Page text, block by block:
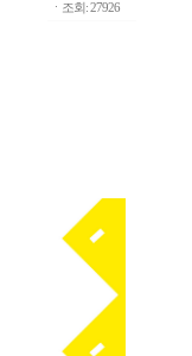
ㆍ조회: 27926